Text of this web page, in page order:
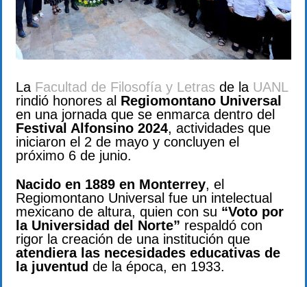
La Facultad de Filosofía y Letras de la UANL
rindió honores al Regiomontano Universal
en una jornada que se enmarca dentro del
Festival Alfonsino 2024, actividades que
iniciaron el 2 de mayo y concluyen el
próximo 6 de junio.
Nacido en 1889 en Monterrey, el
Regiomontano Universal fue un intelectual
mexicano de altura, quien con su “Voto por
la Universidad del Norte” respaldó con
rigor la creación de una institución que
atendiera las necesidades educativas de
la juventud de la época, en 1933.